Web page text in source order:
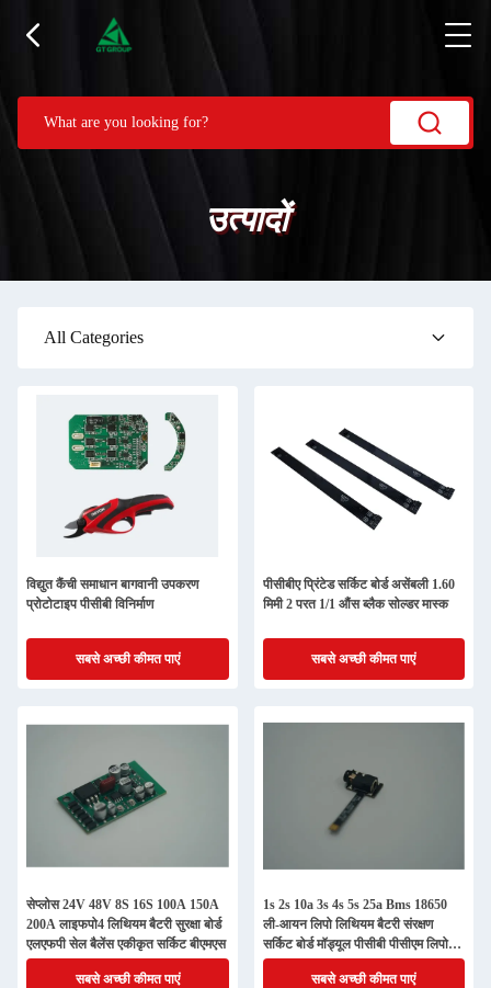
उत्पादों
All Categories
विद्युत कैंची समाधान बागवानी उपकरण
प्रोटोटाइप पीसीबी विनिर्माण
सबसे अच्छी कीमत पाएं
पीसीबीए प्रिंटेड सर्किट बोर्ड असेंबली 1.60
मिमी 2 परत 1/1 औंस ब्लैक सोल्डर मास्क
सबसे अच्छी कीमत पाएं
सेप्लोस 24V 48V 8S 16S 100A 150A
200A लाइफपो4 लिथियम बैटरी सुरक्षा बोर्ड
एलएफपी सेल बैलेंस एकीकृत सर्किट बीएमएस
सबसे अच्छी कीमत पाएं
1s 2s 10a 3s 4s 5s 25a Bms 18650
ली-आयन लिपो लिथियम बैटरी संरक्षण
सर्किट बोर्ड मॉड्यूल पीसीबी पीसीएम लिपो
बीएमएस चार्जर
सबसे अच्छी कीमत पाएं